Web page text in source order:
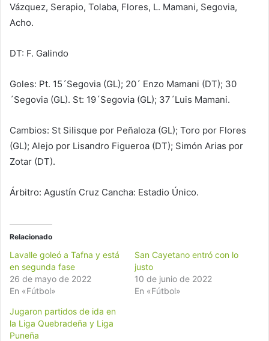
Vázquez, Serapio, Tolaba, Flores, L. Mamani, Segovia,
Acho.
DT: F. Galindo
Goles: Pt. 15´Segovia (GL); 20´ Enzo Mamani (DT); 30
´Segovia (GL). St: 19´Segovia (GL); 37´Luis Mamani.
Cambios: St Silisque por Peñaloza (GL); Toro por Flores
(GL); Alejo por Lisandro Figueroa (DT); Simón Arias por
Zotar (DT).
Árbitro: Agustín Cruz Cancha: Estadio Único.
Relacionado
Lavalle goleó a Tafna y está
en segunda fase
26 de mayo de 2022
En «Fútbol»
San Cayetano entró con lo
justo
10 de junio de 2022
En «Fútbol»
Jugaron partidos de ida en
la Liga Quebradeña y Liga
Puneña